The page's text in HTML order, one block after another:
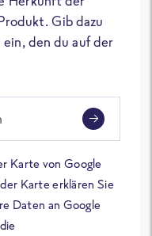
Gib dazu
den du auf der
Karte von Google
Karte erklären Sie
Daten an Google